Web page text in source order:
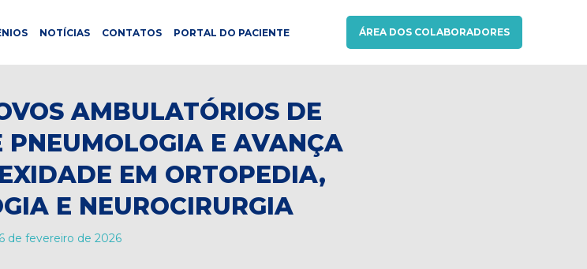
NOTÍCIAS CONTATOS PORTAL DO PACIENTE ÁREA DOS COLABORADORES
AMBULATÓRIOS DE
PNEUMOLOGIA E AVANÇA
EM ORTOPEDIA,
E NEUROCIRURGIA
de fevereiro de 2026